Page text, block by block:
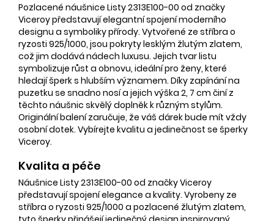
Pozlacené náušnice Listy 2313E100-00 od značky
Viceroy představují elegantní spojení moderního
designu a symboliky přírody. Vytvořené ze stříbra o
ryzosti 925/1000, jsou pokryty lesklým žlutým zlatem,
což jim dodává nádech luxusu. Jejich tvar listu
symbolizuje růst a obnovu, ideální pro ženy, které
hledají šperk s hlubším významem. Díky zapínání na
puzetku se snadno nosí a jejich výška 2, 7 cm činí z
těchto náušnic skvělý doplněk k různým stylům.
Originální balení zaručuje, že váš dárek bude mít vždy
osobní dotek. Vybírejte kvalitu a jedinečnost se šperky
Viceroy.
Kvalita a péče
Náušnice Listy 2313E100-00 od značky Viceroy
představují spojení elegance a kvality. Vyrobeny ze
stříbra o ryzosti 925/1000 a pozlacené žlutým zlatem,